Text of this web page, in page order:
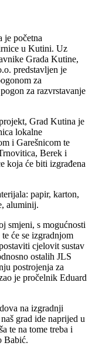
je početna
u Kutini. Uz
Grada Kutine,
predstavljen je
za
za razvrstavanje
Grad Kutina je
lokalne
i Garešnicom te
Berek i
koja će biti izgrađena
papir, karton,
aluminij.
smjeni, s mogućnosti
će se izgradnjom
cjelovit sustav
ostalih JLS
postrojenja za
je pročelnik Eduard
na izgradnji
grad ide naprijed u
te na tome treba i
Babić.